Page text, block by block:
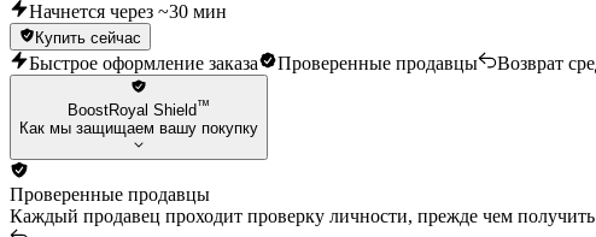
Начнется через ~30 мин
Купить сейчас
Быстрое оформление заказа Проверенные продавцы Возврат
BoostRoyal Shield™
Как мы защищаем вашу покупку
Проверенные продавцы
Каждый продавец проходит проверку личности, прежде чем